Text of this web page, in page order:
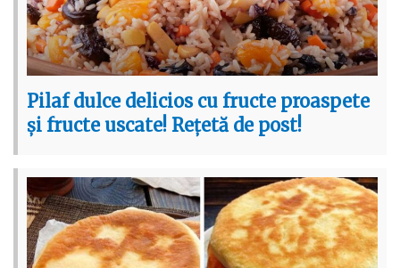
Pilaf dulce delicios cu fructe proaspete
și fructe uscate! Rețetă de post!